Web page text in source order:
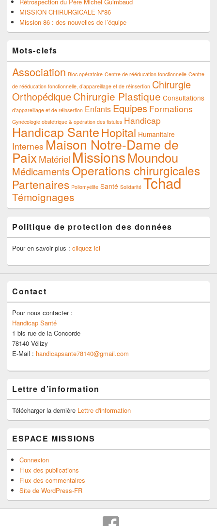
MISSION CHIRURGICALE N°86
Mission 86 : des nouvelles de l’équipe
Mots-clefs
Association Bloc opératoire Centre de rééducation fonctionnelle Centre
de rééducation fonctionnelle, d’appareillage et de réinsertion Chirurgie
OrthopédiqueChirurgie Plastique Consultations
d’appareillage et de réinsertion Enfants Equipes Formations
Gynécologie obstétrique & opération des fistules Handicap
Handicap Sante Hopital Humanitaire
Internes Maison Notre-Dame de
PaixMatériel MissionsMoundou
MédicamentsOperations chirurgicales
Partenaires Poliomyélite Santé Solidarité Tchad
Témoignages
Politique de protection des données
Pour en savoir plus : cliquez ici
Contact
Pour nous contacter :
Handicap Santé
1 bis rue de la Concorde
78140 Vélizy
E-Mail : handicapsante78140@gmail.com
Lettre d’information
Télécharger la dernière Lettre d'information
ESPACE MISSIONS
Connexion
Flux des publications
Flux des commentaires
Site de WordPress-FR